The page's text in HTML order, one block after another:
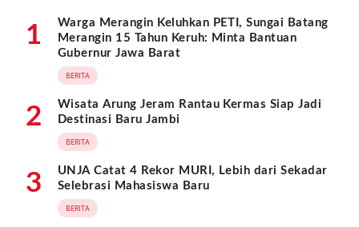
1
Warga Merangin Keluhkan PETI, Sungai Batang
Merangin 15 Tahun Keruh: Minta Bantuan
Gubernur Jawa Barat
BERITA
2
Wisata Arung Jeram Rantau Kermas Siap Jadi
Destinasi Baru Jambi
BERITA
3
UNJA Catat 4 Rekor MURI, Lebih dari Sekadar
Selebrasi Mahasiswa Baru
BERITA